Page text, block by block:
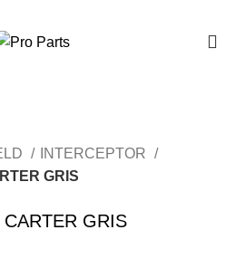
INTERCEPTOR
GRIS
GRIS